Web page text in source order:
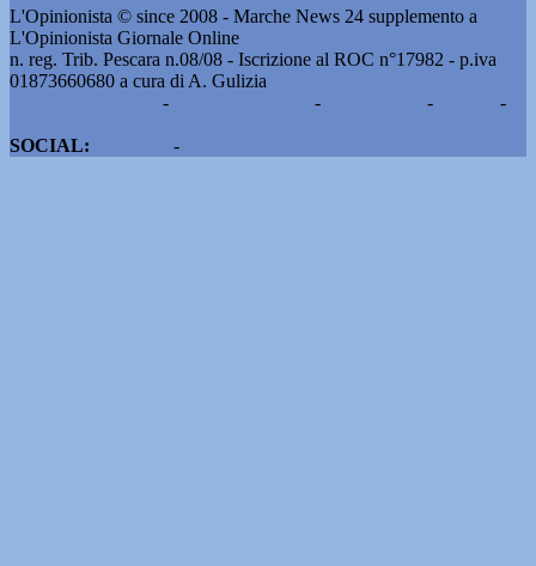
L'Opinionista © since 2008 - Marche News 24 supplemento a
L'Opinionista Giornale Online
n. reg. Trib. Pescara n.08/08 - Iscrizione al ROC n°17982 - p.iva
01873660680 a cura di A. Gulizia
- - -
-
SOCIAL:
-